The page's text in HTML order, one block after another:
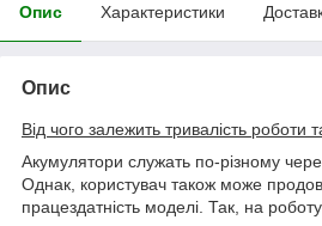
Опис Характеристики
Опис
Від чого залежить тривалість роботи
Акумулятори служать по-різному через
Однак, користувач також може
працездатність моделі. Так, на